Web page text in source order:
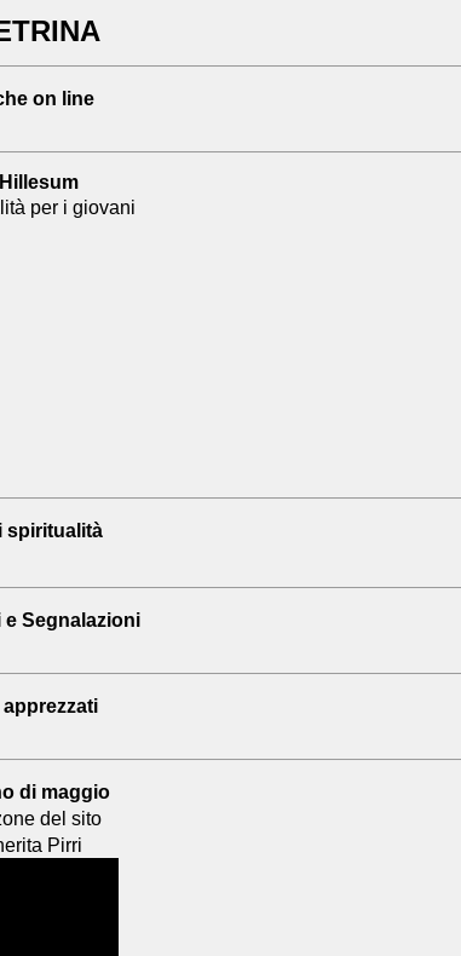
on line
per i giovani
spiritualità
e Segnalazioni
apprezzati
di maggio
del sito
Pirri